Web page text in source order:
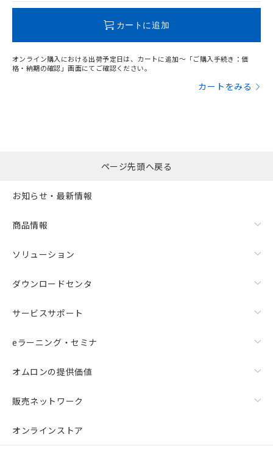
カートに追加
オンライン購入における出荷予定日は、カートに追加～「ご購入手続き：価
格・納期の確認」画面にてご確認ください。
カートをみる
ページ先頭へ戻る
お知らせ・最新情報
商品情報
ソリューション
ダウンロードセンタ
サービスサポート
eラーニング・セミナ
オムロンの提供価値
販売ネットワーク
オンラインストア